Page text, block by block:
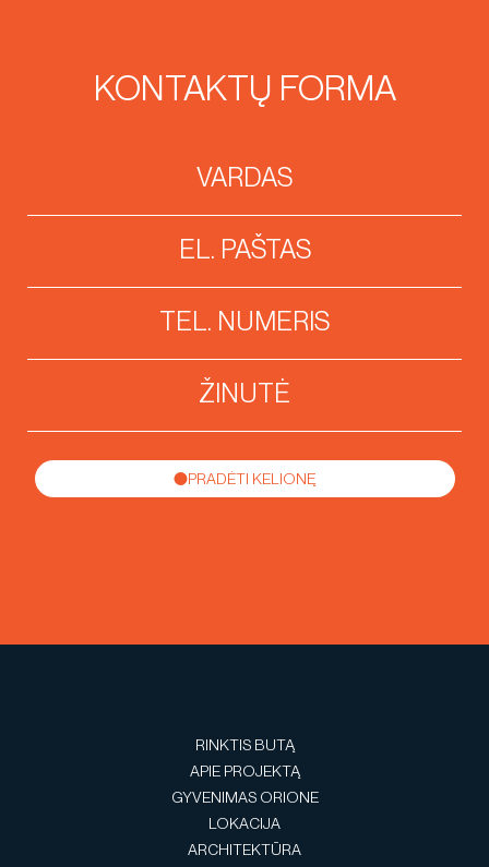
KONTAKTŲ FORMA
PRADĖTI KELIONĘ
RINKTIS BUTĄ
APIE PROJEKTĄ
GYVENIMAS ORIONE
LOKACIJA
ARCHITEKTŪRA